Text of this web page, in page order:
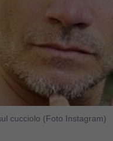
cucciolo (Foto Instagram)